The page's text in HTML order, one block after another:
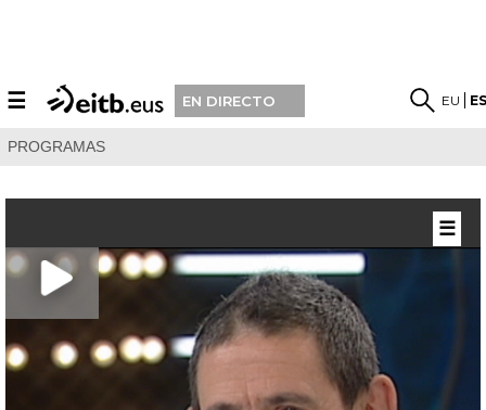
☰ EN DIRECTO EU
PROGRAMAS
☰